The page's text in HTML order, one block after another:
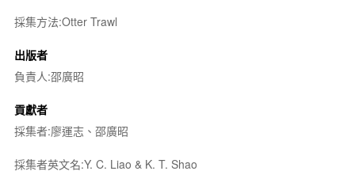
採集方法:Otter Trawl
出版者
負責人:邵廣昭
貢獻者
採集者:廖運志、邵廣昭
採集者英文名:Y. C. Liao & K. T. Shao